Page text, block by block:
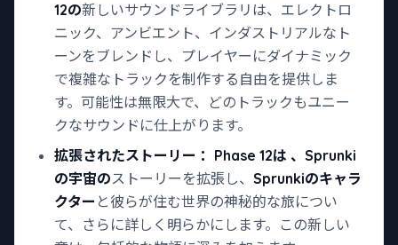
12の新しいサウンドライブラリは、エレクトロ
ニック、アンビエント、インダストリアルなト
ーンをブレンドし、プレイヤーにダイナミック
で複雑なトラックを制作する自由を提供しま
す。可能性は無限大で、どのトラックもユニー
クなサウンドに仕上がります。
拡張されたストーリー ：Phase 12は 、Sprunki
の宇宙のストーリーを拡張し、 Sprunkiのキャラ
クター と彼らが住む世界の神秘的な旅につい
て、さらに詳しく明らかにします。この新しい